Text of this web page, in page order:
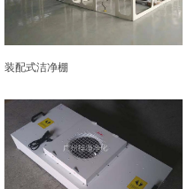
装配式洁净棚